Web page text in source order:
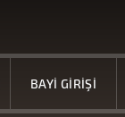
BAYİ GİRİŞİ